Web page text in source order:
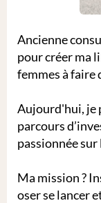
Ancienne
pour créer ma
femmes à faire
Aujourd'hui, je
parcours
passionnée
Ma mission ?
oser se lancer